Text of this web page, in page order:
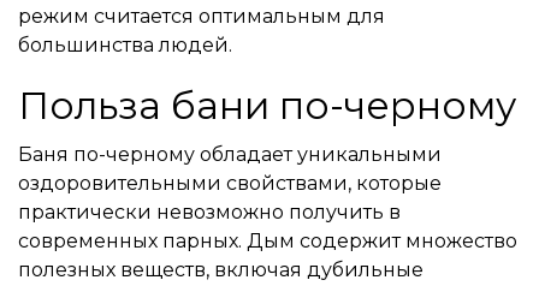
режим считается оптимальным для
большинства людей.
Польза бани по-черному
Баня по-черному обладает уникальными
оздоровительными свойствами, которые
практически невозможно получить в
современных парных. Дым содержит множество
полезных веществ, включая дубильные